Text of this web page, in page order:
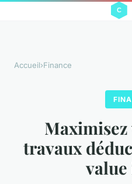
Accueil›Finance
travaux